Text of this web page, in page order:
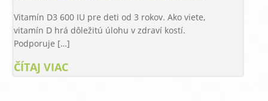
Vitamín D3 600 IU pre deti od 3 rokov. Ako viete,
vitamín D hrá dôležitú úlohu v zdraví kostí.
Podporuje […]
ČÍTAJ VIAC